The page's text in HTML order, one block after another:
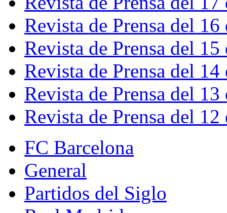
Revista de Prensa del
Revista de Prensa del
Revista de Prensa del
Revista de Prensa del
Revista de Prensa del
FC Barcelona
General
Partidos del Siglo